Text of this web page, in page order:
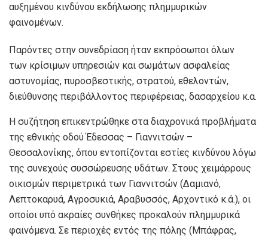
αυξημένου κινδύνου εκδήλωσης πλημμυρικών
φαινομένων.
Παρόντες στην συνεδρίαση ήταν εκπρόσωποι όλων
των κρίσιμων υπηρεσιών και σωμάτων ασφαλείας
αστυνομίας, πυροσβεστικής, στρατού, εθελοντών,
διεύθυνσης περιβάλλοντος περιφέρειας, δασαρχείου κ.α.
Η συζήτηση επικεντρώθηκε στα διαχρονικά προβλήματα
της εθνικής οδού Έδεσσας – Γιαννιτσών –
Θεσσαλονίκης, όπου εντοπίζονται εστίες κινδύνου λόγω
της συνεχούς συσσώρευσης υδάτων. Στους χειμάρρους
οικισμών περιμετρικά των Γιαννιτσών (Δαμιανό,
Λεπτοκαρυά, Αγροσυκιά, Αραβυσσός, Αρχοντικό κ.ά.), οι
οποίοι υπό ακραίες συνθήκες προκαλούν πλημμυρικά
φαινόμενα. Σε περιοχές εντός της πόλης (Μπάφρας,